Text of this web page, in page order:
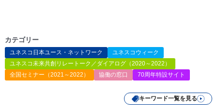
カテゴリー
ユネスコ日本ユース・ネットワーク
ユネスコウィーク
ユネスコ未来共創リレートーク／ダイアログ（2020～2022）
全国セミナー（2021～2022）
協働の窓口 70周年特設サイト
キーワード一覧を見る